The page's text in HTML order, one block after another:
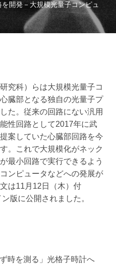
開発－大規模光量子コンピュ
究科）らは大規模光量子コ
臓部となる独自の光量子プ
た。従来の回路にない汎用
性回路として2017年に武
案していた心臓部回路を今
。これで大規模化がネック
最小回路で実行できるよう
ンピュータなどへの発展が
は11月12日（木）付
版に公開されました。
時を測る」光格子時計へ